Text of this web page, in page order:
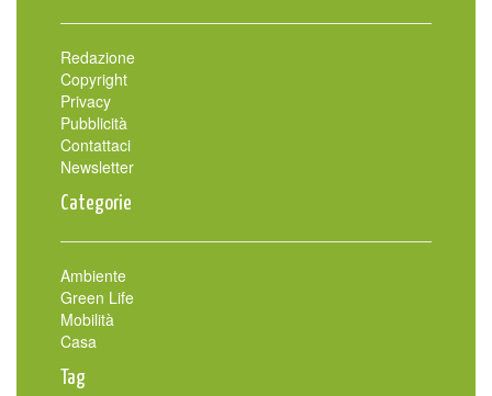
Redazione
Copyright
Privacy
Pubblicità
Contattaci
Newsletter
Categorie
Ambiente
Green Life
Mobilità
Casa
Tag